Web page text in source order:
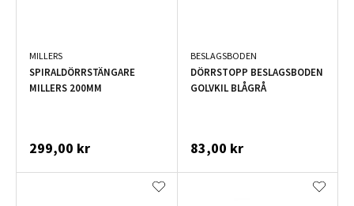
MILLERS
SPIRALDÖRRSTÄNGARE
MILLERS 200MM
299,00 kr
BESLAGSBODEN
DÖRRSTOPP BESLAGSBODEN
GOLVKIL BLÅGRÅ
83,00 kr